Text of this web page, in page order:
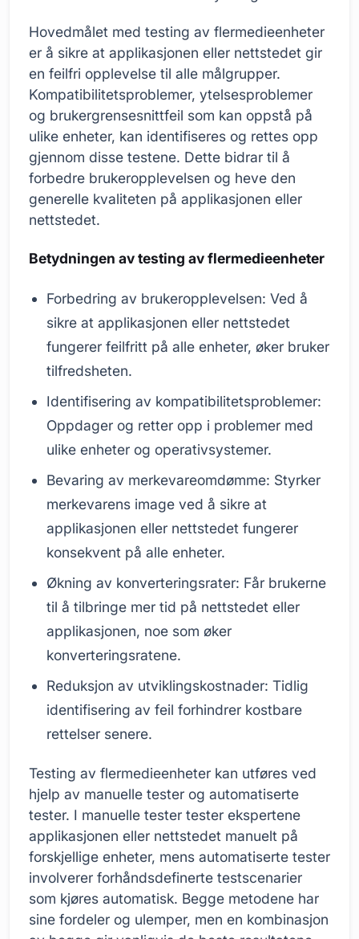
Hovedmålet med testing av flermedieenheter
er å sikre at applikasjonen eller nettstedet gir
en feilfri opplevelse til alle målgrupper.
Kompatibilitetsproblemer, ytelsesproblemer
og brukergrensesnittfeil som kan oppstå på
ulike enheter, kan identifiseres og rettes opp
gjennom disse testene. Dette bidrar til å
forbedre brukeropplevelsen og heve den
generelle kvaliteten på applikasjonen eller
nettstedet.
Betydningen av testing av flermedieenheter
Forbedring av brukeropplevelsen: Ved å
sikre at applikasjonen eller nettstedet
fungerer feilfritt på alle enheter, øker bruker
tilfredsheten.
Identifisering av kompatibilitetsproblemer:
Oppdager og retter opp i problemer med
ulike enheter og operativsystemer.
Bevaring av merkevareomdømme: Styrker
merkevarens image ved å sikre at
applikasjonen eller nettstedet fungerer
konsekvent på alle enheter.
Økning av konverteringsrater: Får brukerne
til å tilbringe mer tid på nettstedet eller
applikasjonen, noe som øker
konverteringsratene.
Reduksjon av utviklingskostnader: Tidlig
identifisering av feil forhindrer kostbare
rettelser senere.
Testing av flermedieenheter kan utføres ved
hjelp av manuelle tester og automatiserte
tester. I manuelle tester tester ekspertene
applikasjonen eller nettstedet manuelt på
forskjellige enheter, mens automatiserte tester
involverer forhåndsdefinerte testscenarier
som kjøres automatisk. Begge metodene har
sine fordeler og ulemper, men en kombinasjon